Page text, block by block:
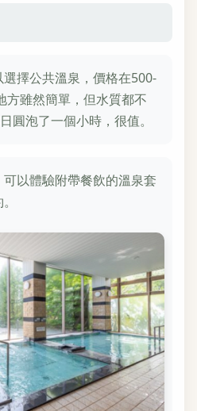
擇公共溫泉，價格在500-
方雖然簡單，但水質都不
圓泡了一個小時，很值。
以體驗附帶餐飲的溫泉套